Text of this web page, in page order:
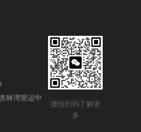
微信扫码了解更
多
林湾营运中